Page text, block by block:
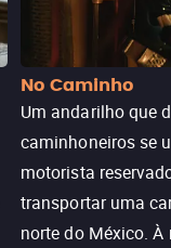
No Caminho
Um andarilho que
caminhoneiros se
motorista
transportar uma
norte do México. À